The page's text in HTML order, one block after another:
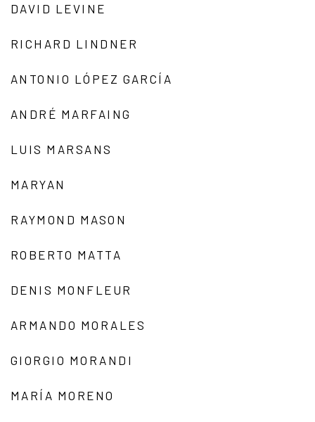
DAVID LEVINE
RICHARD LINDNER
ANTONIO LÓPEZ GARCÍA
ANDRÉ MARFAING
LUIS MARSANS
MARYAN
RAYMOND MASON
ROBERTO MATTA
DENIS MONFLEUR
ARMANDO MORALES
GIORGIO MORANDI
MARÍA MORENO